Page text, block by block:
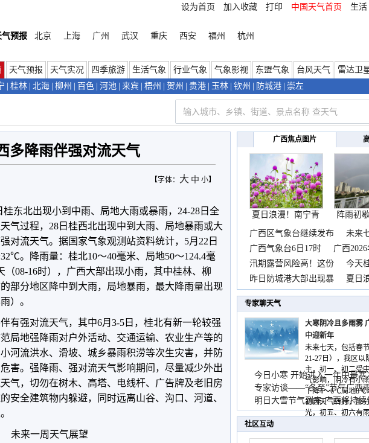
设为首页 加入收藏 打印 中国天气首页 生活
气预报
北京 上海 广州 武汉 重庆 西安 福州 杭州
天气预报 天气实况 四季旅游 生活气象 行业气象 气象影视 东盟气象 台风天气 雷达卫
桂林 北海 柳州 百色 河池 来宾 梧州 贺州 贵港 玉林 钦州 防城港 崇左
多降雨伴强对流天气
【字体： 大 中 小】
东北出现小到中雨、局地大雨或暴雨，24-28日全
气过程，28日桂西北出现中到大雨、局地暴雨或大
对流天气。据国家气象观测站资料统计，5月22日
。降雨量：桂北10～40毫米、局地50～124.4毫
08-16时），广西大部出现小雨，其中桂林、柳
部分地区降中到大雨，局地暴雨，最大降雨量出现
）。
有强对流天气，其中6月3-5日，桂北有新一轮较强
局地强降雨对户外活动、交通运输、农业生产等的
河流洪水、滑坡、城乡暴雨积涝等次生灾害，并防
害。强降雨、强对流天气影响期间，尽量减少外出
气，切勿在树木、高塔、电线杆、广告牌及老旧房
安全建筑物内躲避，同时远离山谷、沟口、河道、
未来一周天气展望
广西焦点图片
夏日浪漫！南宁青
秀山
阵雨初
广西区气象台继续发布
未来
晴热
广西气象台6日17时
广西
汛期露营风险高！这份
今天
暴雨
昨日防城港大部出现暴
夏日
秀山
专家聊天气
大寒阴冷且多雨雾
中迎新年
未来七天，包括春
21-27日），我区以
主，初一、初二受
气影响，阴冷有小
下降4～6℃局地8℃
初四天气转好，部
光，初五、初六有
今日小寒 开始进入一年中最寒
专家访谈——“冬至”节气广西
温低
明日大雪节气到来 广西将持续
天气
社区互动